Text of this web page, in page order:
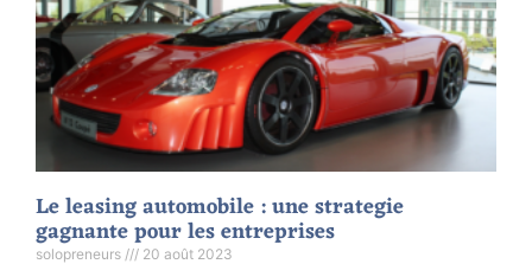
Le leasing automobile : une strategie
gagnante pour les entreprises
solopreneurs 20 août 2023